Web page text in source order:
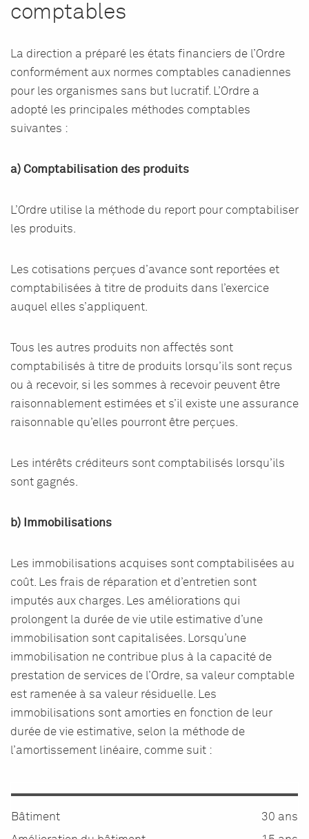
comptables
La direction a préparé les états financiers de l’Ordre
conformément aux normes comptables canadiennes
pour les organismes sans but lucratif. L’Ordre a
adopté les principales méthodes comptables
suivantes :
a) Comptabilisation des produits
L’Ordre utilise la méthode du report pour comptabiliser
les produits.
Les cotisations perçues d’avance sont reportées et
comptabilisées à titre de produits dans l’exercice
auquel elles s’appliquent.
Tous les autres produits non affectés sont
comptabilisés à titre de produits lorsqu’ils sont reçus
ou à recevoir, si les sommes à recevoir peuvent être
raisonnablement estimées et s’il existe une assurance
raisonnable qu’elles pourront être perçues.
Les intérêts créditeurs sont comptabilisés lorsqu’ils
sont gagnés.
b) Immobilisations
Les immobilisations acquises sont comptabilisées au
coût. Les frais de réparation et d’entretien sont
imputés aux charges. Les améliorations qui
prolongent la durée de vie utile estimative d’une
immobilisation sont capitalisées. Lorsqu’une
immobilisation ne contribue plus à la capacité de
prestation de services de l’Ordre, sa valeur comptable
est ramenée à sa valeur résiduelle. Les
immobilisations sont amorties en fonction de leur
durée de vie estimative, selon la méthode de
l’amortissement linéaire, comme suit :
Bâtiment
30 ans